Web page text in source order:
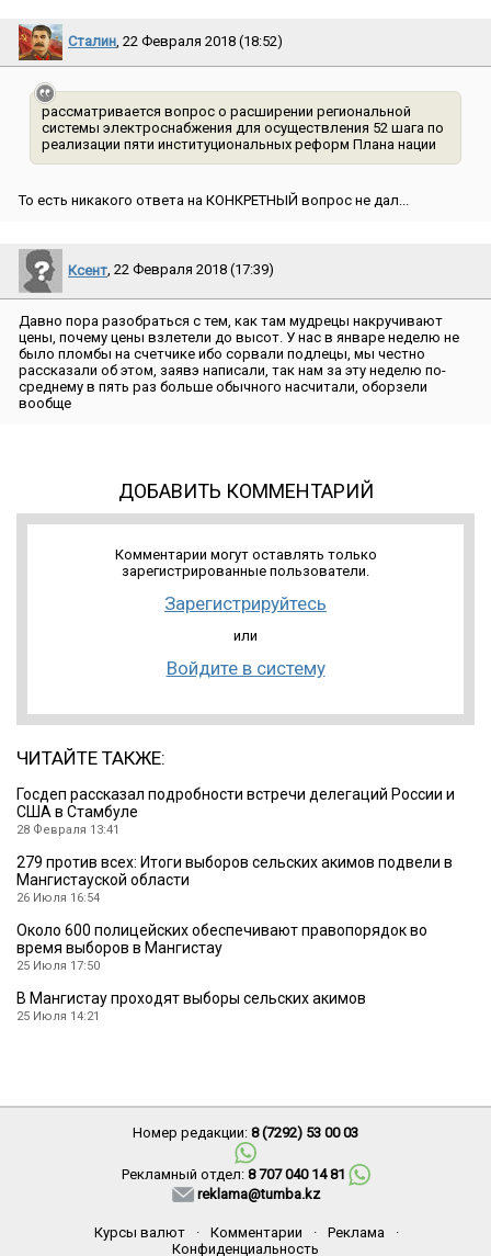
Сталин , 22 Февраля 2018 (18:52)
рассматривается вопрос о расширении региональной
системы электроснабжения для осуществления 52 шага по
реализации пяти институциональных реформ Плана нации
То есть никакого ответа на КОНКРЕТНЫЙ вопрос не дал...
Ксент, 22 Февраля 2018 (17:39)
Давно пора разобраться с тем, как там мудрецы накручивают
цены, почему цены взлетели до высот. У нас в январе неделю не
было пломбы на счетчике ибо сорвали подлецы, мы честно
рассказали об этом, заявэ написали, так нам за эту неделю по-
среднему в пять раз больше обычного насчитали, оборзели
вообще
ДОБАВИТЬ КОММЕНТАРИЙ
Комментарии могут оставлять только
зарегистрированные пользователи.
Зарегистрируйтесь
или
Войдите в систему
ЧИТАЙТЕ ТАКЖЕ:
Госдеп рассказал подробности встречи делегаций России и
США в Стамбуле
28 Февраля 13:41
279 против всех: Итоги выборов сельских акимов подвели в
Мангистауской области
26 Июля 16:54
Около 600 полицейских обеспечивают правопорядок во
время выборов в Мангистау
25 Июля 17:50
В Мангистау проходят выборы сельских акимов
25 Июля 14:21
Номер редакции: 8 (7292) 53 00 03
Рекламный отдел: 8 707 040 14 81
reklama@tumba.kz
Курсы валют · Комментарии · Реклама
·
Конфиденциальность